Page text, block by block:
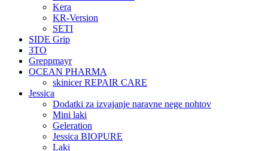
Kera
KR-Version
SETI
SIDE Grip
3TO
Greppmayr
OCEAN PHARMA
skinicer REPAIR CARE
Jessica
Dodatki za izvajanje naravne nege nohtov
Mini laki
Geleration
Jessica BIOPURE
Laki